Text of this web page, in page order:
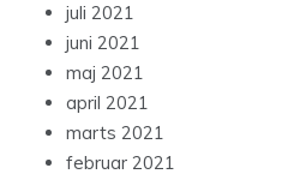
juli 2021
juni 2021
maj 2021
april 2021
marts 2021
februar 2021